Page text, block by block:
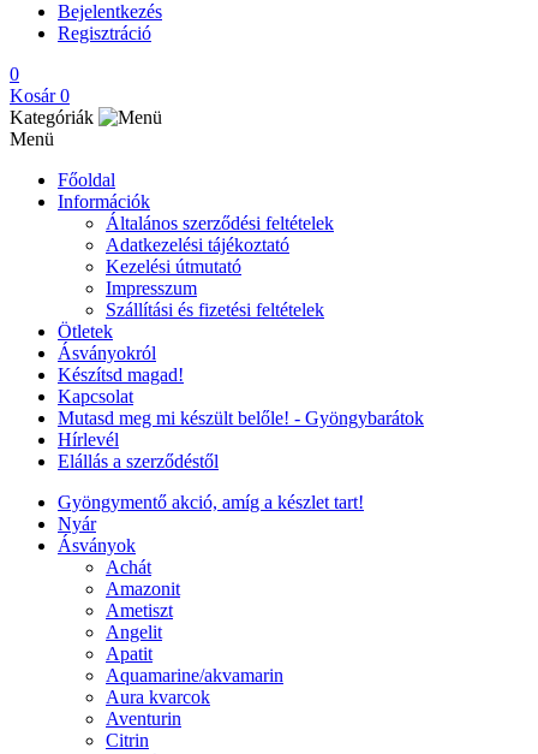
Bejelentkezés
Regisztráció
0
Kosár 0
Kategóriák
Menü
Főoldal
Információk
Általános szerződési feltételek
Adatkezelési tájékoztató
Kezelési útmutató
Impresszum
Szállítási és fizetési feltételek
Ötletek
Ásványokról
Készítsd magad!
Kapcsolat
Mutasd meg mi készült belőle! - Gyöngybarátok
Hírlevél
Elállás a szerződéstől
Gyöngymentő akció, amíg a készlet tart!
Nyár
Ásványok
Achát
Amazonit
Ametiszt
Angelit
Apatit
Aquamarine/akvamarin
Aura kvarcok
Aventurin
Citrin